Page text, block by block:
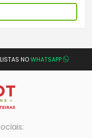
NOWHATSAPP